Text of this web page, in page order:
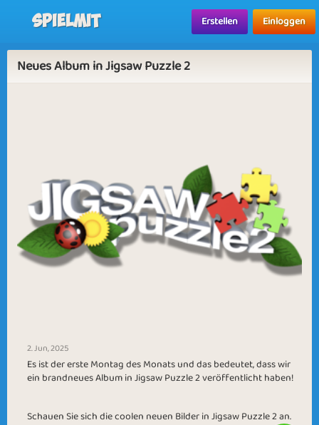
Spielmit Erstellen Einloggen
Neues Album in Jigsaw Puzzle 2
2. Jun, 2025
Es ist der erste Montag des Monats und das bedeutet, dass wir
ein brandneues Album in Jigsaw Puzzle 2 veröffentlicht haben!
Schauen Sie sich die coolen neuen Bilder in Jigsaw Puzzle 2 an.